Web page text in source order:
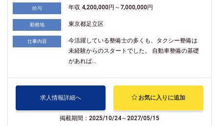
給与 年収 4,200,000円～7,000,000円
勤務地 東京都足立区
仕事内容
今活躍している整備士の多くも、タクシー整備は
未経験からのスタートでした。 自動車整備の基礎
があれば...
求人情報詳細へ お気に入りに追加
掲載期間：2025/10/24～2027/05/15